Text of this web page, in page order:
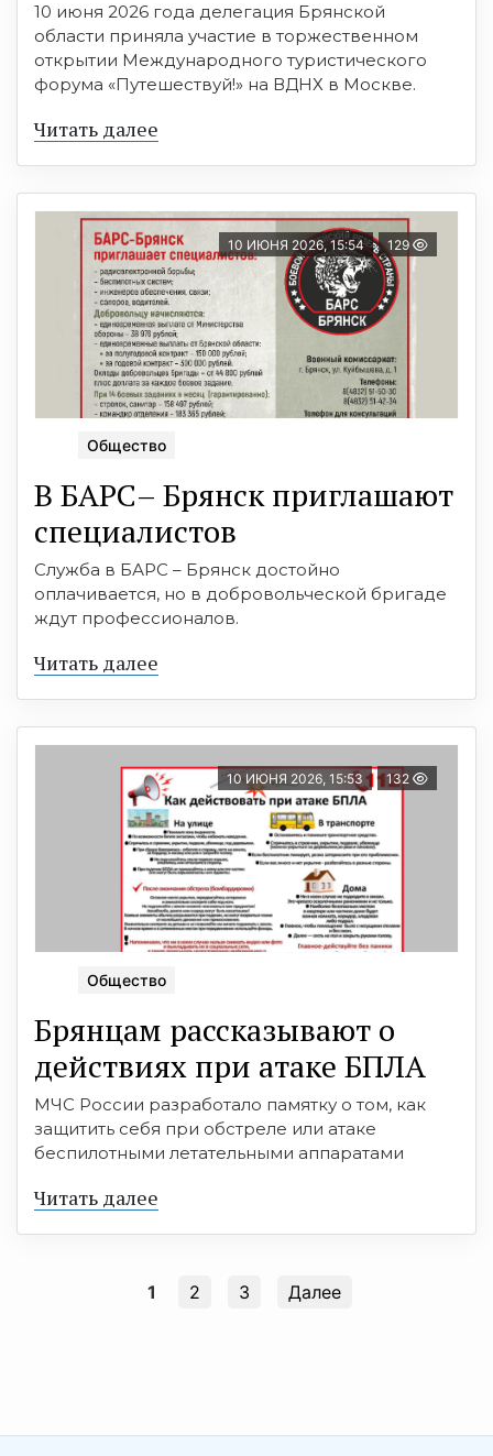
10 июня 2026 года делегация Брянской
области приняла участие в торжественном
открытии Международного туристического
форума «Путешествуй!» на ВДНХ в Москве.
Читать далее
10 ИЮНЯ 2026, 15:54 129
Общество
В БАРС– Брянcк приглaшают
cпециaлистoв
Служба в БАРС – Брянск достойно
оплачивается, но в добровольческой бригаде
ждут профессионалов.
Читать далее
10 ИЮНЯ 2026, 15:53 132
Общество
Брянцам рассказывают о
действиях при атаке БПЛА
МЧС России разработало памятку о том, как
защитить себя при обстреле или атаке
беспилотными летательными аппаратами
Читать далее
1 2 3 Далее